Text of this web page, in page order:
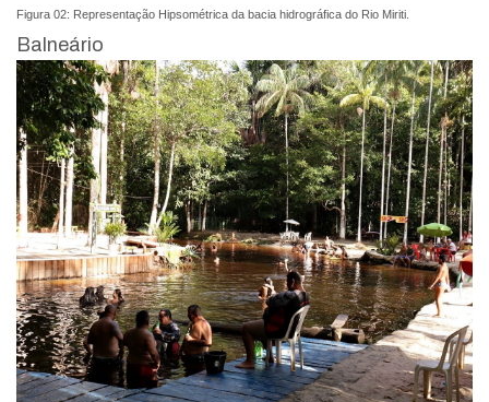
Figura 02: Representação Hipsométrica da bacia hidrográfica do Rio Miriti.
Balneário